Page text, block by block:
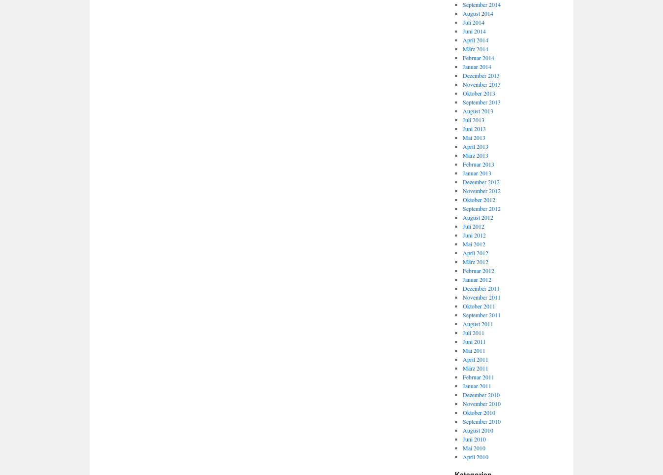
September 2014
August 2014
Juli 2014
Juni 2014
April 2014
März 2014
Februar 2014
Januar 2014
Dezember 2013
November 2013
Oktober 2013
September 2013
August 2013
Juli 2013
Juni 2013
Mai 2013
April 2013
März 2013
Februar 2013
Januar 2013
Dezember 2012
November 2012
Oktober 2012
September 2012
August 2012
Juli 2012
Juni 2012
Mai 2012
April 2012
März 2012
Februar 2012
Januar 2012
Dezember 2011
November 2011
Oktober 2011
September 2011
August 2011
Juli 2011
Juni 2011
Mai 2011
April 2011
März 2011
Februar 2011
Januar 2011
Dezember 2010
November 2010
Oktober 2010
September 2010
August 2010
Juni 2010
Mai 2010
April 2010